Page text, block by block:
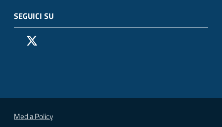
SEGUICI SU
Pagina Facebook del Comune di San Donato Milanese
Vai alla pagina
Media Policy